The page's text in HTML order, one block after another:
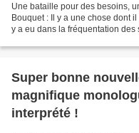
Une bataille pour des besoins,
Bouquet : Il y a une chose dont
y a eu dans la fréquentation
Super bonne
magnifique
interprété !